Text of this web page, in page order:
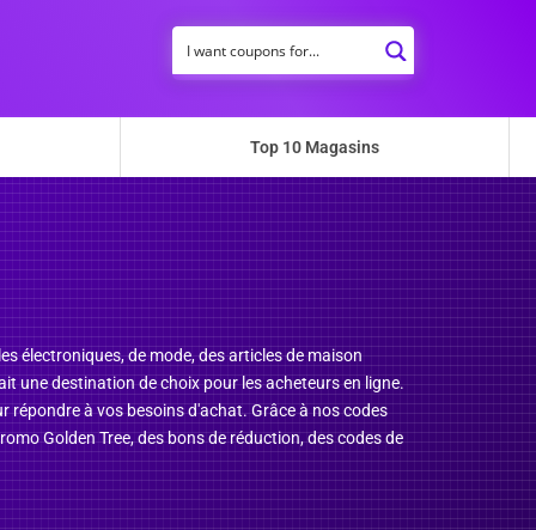
Top 10 Magasins
électroniques, de mode, des articles de maison
une destination de choix pour les acheteurs en ligne.
répondre à vos besoins d'achat. Grâce à nos codes
Golden Tree, des bons de réduction, des codes de